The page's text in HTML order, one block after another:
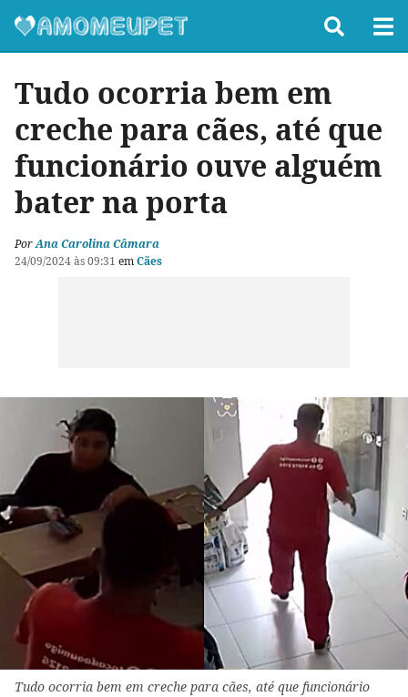
Tudo ocorria bem em
creche para cães, até que
funcionário ouve alguém
bater na porta
PorAna Carolina Câmara
24/09/2024 às 09:31 emCães
Tudo ocorria bem em creche para cães, até que funcionário